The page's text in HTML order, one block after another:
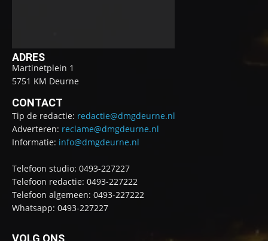
ADRES
Martinetplein 1
5751 KM Deurne
CONTACT
Tip de redactie: redactie@dmgdeurne.nl
Adverteren: reclame@dmgdeurne.nl
Informatie: info@dmgdeurne.nl
Telefoon studio: 0493-227227
Telefoon redactie: 0493-227222
Telefoon algemeen: 0493-227222
Whatsapp: 0493-227227
VOLG ONS